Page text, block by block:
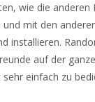
wie die anderen
mit den
installieren.
auf der
einfach zu